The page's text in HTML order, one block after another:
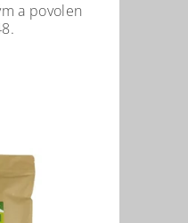
a povolen